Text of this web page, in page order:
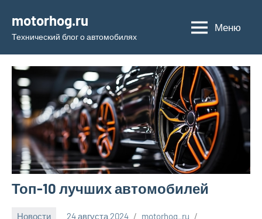
содержимому
motorhog.ru
Технический блог о автомобилях
Меню
Топ-10 лучших автомобилей
Новости 24 августа 2024
motorhog_ru